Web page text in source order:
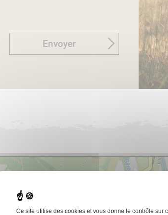
Envoyer
Ce site utilise des cookies et vous donne le contrôle sur